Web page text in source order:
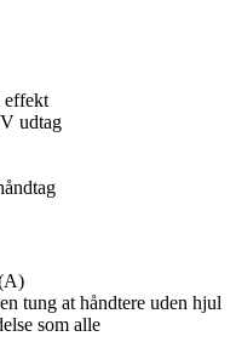
effekt
udtag
tung at håndtere uden hjul
som alle